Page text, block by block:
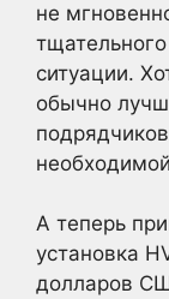
не
ситуации.
обычно
А теперь
установка
долларов